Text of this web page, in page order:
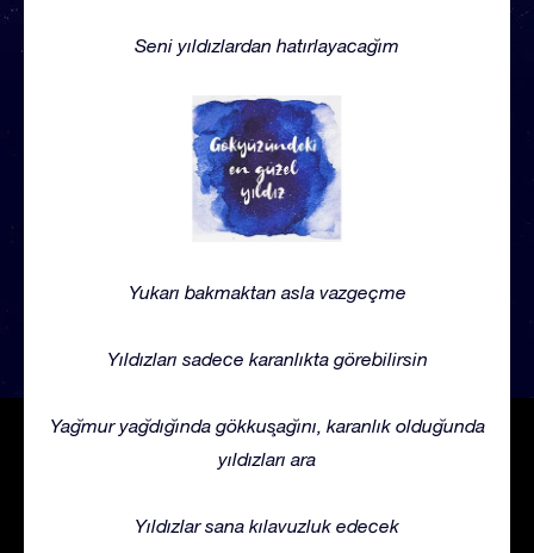
Seni yıldızlardan hatırlayacağım
Yukarı bakmaktan asla vazgeçme
Yıldızları sadece karanlıkta görebilirsin
Yağmur yağdığında gökkuşağını, karanlık olduğunda
yıldızları ara
Yıldızlar sana kılavuzluk edecek